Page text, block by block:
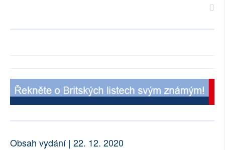
Obsah vydání | 22. 12. 2020